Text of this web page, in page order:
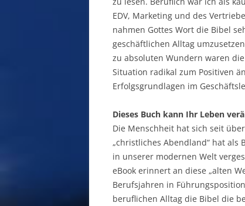
EDV, Marketing und des
nahmen Gottes Wort die Bibel
geschäftlichen Alltag
zu absoluten Wundern waren
Situation radikal zum Positiven
Erfolgsgrundlagen im
Dieses Buch kann Ihr Leben
Die Menschheit hat sich seit
„christliches Abendland“ hat als
in unserer modernen Welt
eBook erinnert an diese „alten
Berufsjahren in
beruflichen Alltag die Bibel die